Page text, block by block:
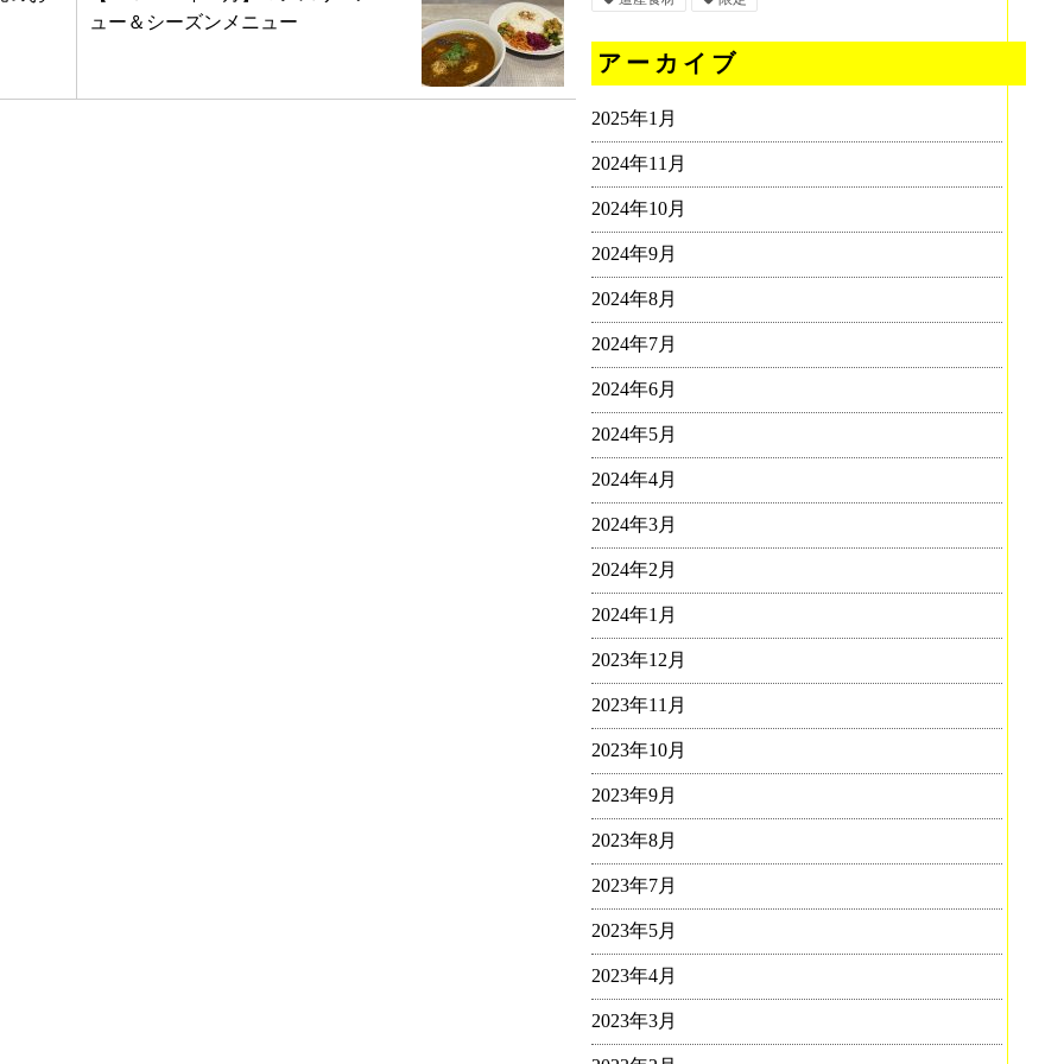
ュー＆シーズンメニュー
アーカイブ
2025年1月
2024年11月
2024年10月
2024年9月
2024年8月
2024年7月
2024年6月
2024年5月
2024年4月
2024年3月
2024年2月
2024年1月
2023年12月
2023年11月
2023年10月
2023年9月
2023年8月
2023年7月
2023年5月
2023年4月
2023年3月